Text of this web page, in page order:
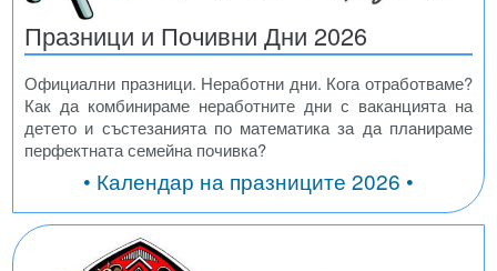
Празници и Почивни Дни 2026
Официални празници. Неработни дни. Кога отработваме?
Как да комбинираме неработните дни с ваканцията на
детето и състезанията по математика за да планираме
перфектната семейна почивка?
• Календар на празниците 2026 •